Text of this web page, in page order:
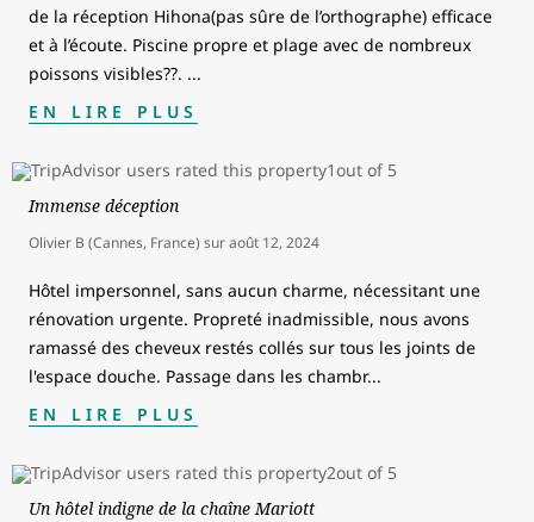
de la réception Hihona(pas sûre de l’orthographe) efficace
et à l’écoute. Piscine propre et plage avec de nombreux
poissons visibles??. ...
EN LIRE PLUS
Immense déception
Olivier B (Cannes, France) suraoût 12, 2024
Hôtel impersonnel, sans aucun charme, nécessitant une
rénovation urgente. Propreté inadmissible, nous avons
ramassé des cheveux restés collés sur tous les joints de
l'espace douche. Passage dans les chambr...
EN LIRE PLUS
Un hôtel indigne de la chaîne Mariott